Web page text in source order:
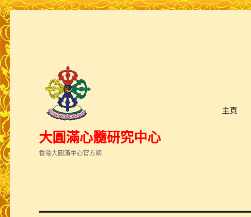
大圓滿心髓研究中心
香港大圓滿中心官方網
主頁